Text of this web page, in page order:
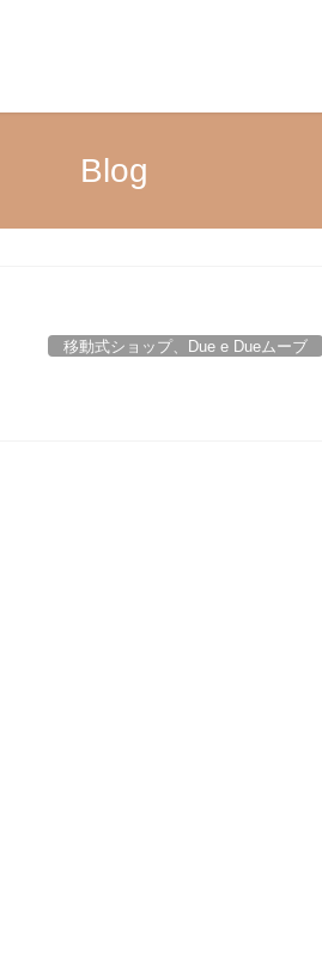
Blog
移動式ショップ、Due e Dueムーブ